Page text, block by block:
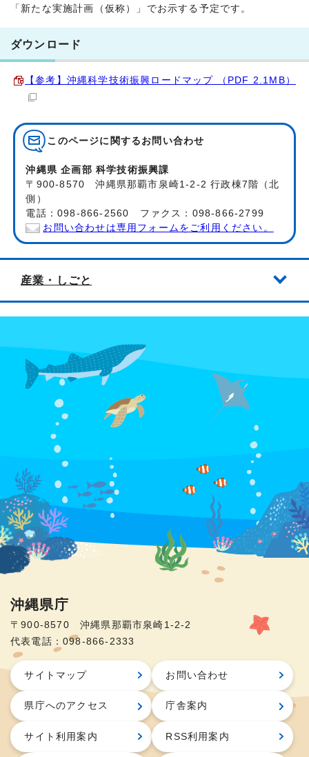
「新たな実施計画（仮称）」でお示する予定です。
ダウンロード
【参考】沖縄科学技術振興ロードマップ （PDF 2.1MB）
このページに関する お問い合わせ
沖縄県 企画部 科学技術振興課
〒900-8570 沖縄県那覇市泉崎1-2-2 行政棟7階（北
側）
電話：098-866-2560 ファクス：098-866-2799
お問い合わせは専用フォームをご利用ください。
産業・しごと
沖縄県庁
〒900-8570 沖縄県那覇市泉崎1-2-2
代表電話：098-866-2333
サイトマップ お問い合わせ
県庁へのアクセス 庁舎案内
サイト利用案内 RSS利用案内